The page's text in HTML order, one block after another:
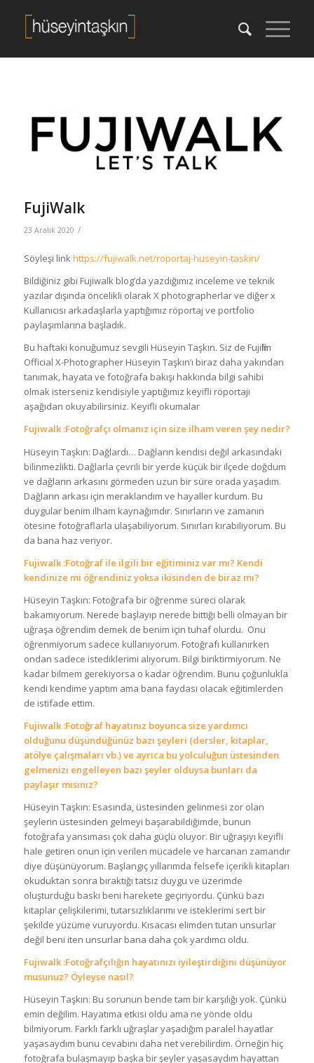
FujiWalk
23 Aralık 2020 /
Söyleşi linkhttps://fujiwalk.net/roportaj-huseyin-taskin/
Bildiğiniz gibi Fujiwalk blog’da yazdığımız inceleme ve teknik
yazılar dışında öncelikli olarak X photographerlar ve diğer x
Kullanıcısı arkadaşlarla yaptığımız röportaj ve portfolio
paylaşımlarına başladık.
Bu haftaki konuğumuz sevgili Hüseyin Taşkın. Siz de Fujifilm
Official X-Photographer Hüseyin Taşkın’ı biraz daha yakından
tanımak, hayata ve fotoğrafa bakışı hakkında bilgi sahibi
olmak isterseniz kendisiyle yaptığımız keyifli röportajı
aşağıdan okuyabilirsiniz. Keyifli okumalar
Fujiwalk :Fotoğrafçı olmanız için size ilham veren şey nedir?
Hüseyin Taşkın: Dağlardı… Dağların kendisi değil arkasındaki
bilinmezlikti. Dağlarla çevrili bir yerde küçük bir ilçede doğdum
ve dağların arkasını görmeden uzun bir süre orada yaşadım.
Dağların arkası için meraklandım ve hayaller kurdum. Bu
duygular benim ilham kaynağımdır. Sınırların ve zamanın
ötesine fotoğraflarla ulaşabiliyorum. Sınırları kırabiliyorum. Bu
da bana haz veriyor.
Fujiwalk :Fotoğraf ile ilgili bir eğitiminiz var mı? Kendi
kendinize mi öğrendiniz yoksa ikisinden de biraz mı?
Hüseyin Taşkın: Fotoğrafa bir öğrenme süreci olarak
bakamıyorum. Nerede başlayıp nerede bittiği belli olmayan bir
uğraşa öğrendim demek de benim için tuhaf olurdu. Onu
öğrenmiyorum sadece kullanıyorum. Fotoğrafı kullanırken
ondan sadece istediklerimi alıyorum. Bilgi biriktirmiyorum. Ne
kadar bilmem gerekiyorsa o kadar öğrendim. Bunu çoğunlukla
kendi kendime yaptım ama bana faydası olacak eğitimlerden
de istifade ettim.
Fujiwalk :Fotoğraf hayatınız boyunca size yardımcı
olduğunu düşündüğünüz bazı şeyleri (dersler, kitaplar,
atölye çalışmaları vb.) ve ayrıca bu yolculuğun üstesinden
gelmenizi engelleyen bazı şeyler olduysa bunları da
paylaşır mısınız?
Hüseyin Taşkın: Esasında, üstesinden gelinmesi zor olan
şeylerin üstesinden gelmeyi başarabildiğimde, bunun
fotoğrafa yansıması çok daha güçlü oluyor. Bir uğraşıyı keyifli
hale getiren onun için verilen mücadele ve harcanan zamandır
diye düşünüyorum. Başlangıç yıllarımda felsefe içerikli kitapları
okuduktan sonra bıraktığı tatsız duygu ve üzerimde
oluşturduğu baskı beni harekete geçiriyordu. Çünkü bazı
kitaplar çelişkilerimi, tutarsızlıklarımı ve isteklerimi sert bir
şekilde yüzüme vuruyordu. Kısacası elimden tutan unsurlar
değil beni iten unsurlar bana daha çok yardımcı oldu.
Fujiwalk :Fotoğrafçılığın hayatınızı iyileştirdiğini düşünüyor
musunuz? Öyleyse nasıl?
Hüseyin Taşkın: Bu sorunun bende tam bir karşılığı yok. Çünkü
emin değilim. Hayatıma etkisi oldu ama ne yönde oldu
bilmiyorum. Farklı farklı uğraşlar yaşadığım paralel hayatlar
yaşasaydım bunu cevabını daha net verebilirdim. Örneğin hiç
fotoğrafa bulaşmayıp başka bir şeyler yaşasaydım hayattan